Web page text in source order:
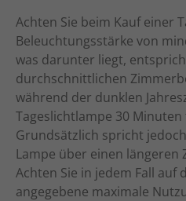
Achten Sie beim Kauf einer
Beleuchtungsstärke von
was darunter liegt,
durchschnittlichen
während der dunklen
Tageslichtlampe 30
Grundsätzlich spricht
Lampe über einen längeren
Achten Sie in jedem Fall auf
angegebene maximale